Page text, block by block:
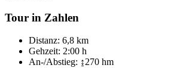
Tour in Zahlen
Distanz: 6,8 km
Gehzeit: 2:00 h
An-/Abstieg: ↨270 hm